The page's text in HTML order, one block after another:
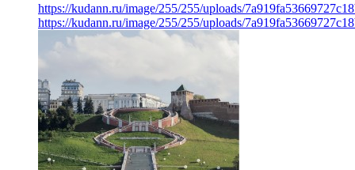
https://kudann.ru/image/255/255/uploads/
https://kudann.ru/image/255/255/uploads/